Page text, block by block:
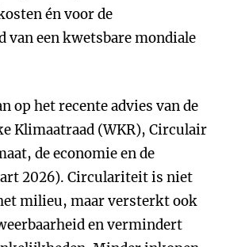
én voor de
van een kwetsbare mondiale
op het recente advies van de
Klimaatraad (WKR), Circulair
de economie en de
2026). Circulariteit is niet
milieu, maar versterkt ook
en vermindert